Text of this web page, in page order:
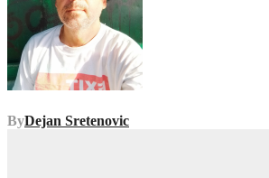
ByDejan Sretenovic